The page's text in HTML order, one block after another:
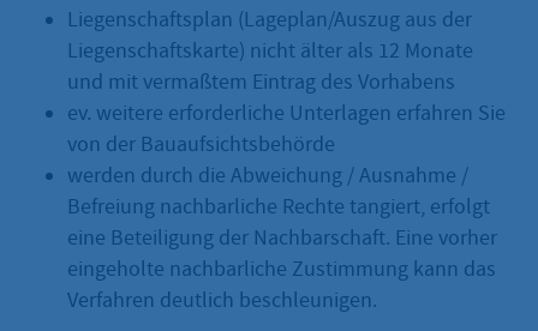
Liegenschaftsplan (Lageplan/Auszug aus der
Liegenschaftskarte) nicht älter als 12 Monate
und mit vermaßtem Eintrag des Vorhabens
ev. weitere erforderliche Unterlagen erfahren Sie
von der Bauaufsichtsbehörde
werden durch die Abweichung / Ausnahme /
Befreiung nachbarliche Rechte tangiert, erfolgt
eine Beteiligung der Nachbarschaft. Eine vorher
eingeholte nachbarliche Zustimmung kann das
Verfahren deutlich beschleunigen.